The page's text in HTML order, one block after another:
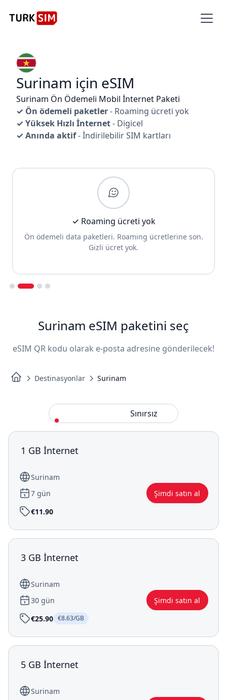
Surinam için eSIM
Surinam Ön Ödemeli Mobil İnternet Paketi
✓ Ön ödemeli paketler- Roaming ücreti yok
✓ Yüksek Hızlı İnternet- Digicel
✓ Anında aktif- İndirilebilir SIM kartları
✓ Roaming ücreti yok
Ön ödemeli data paketleri. Roaming ücretlerine son.
Gizli ücret yok.
Surinam eSIM paketini seç
eSIM QR kodu olarak e-posta adresine gönderilecek!
Destinasyonlar Surinam
Sınırsız
1 GB İnternet
Surinam
7 gün
Şimdi satın al
€11.90
3 GB İnternet
Surinam
30 gün
Şimdi satın al
€25.90 €8.63/GB
5 GB İnternet
Surinam